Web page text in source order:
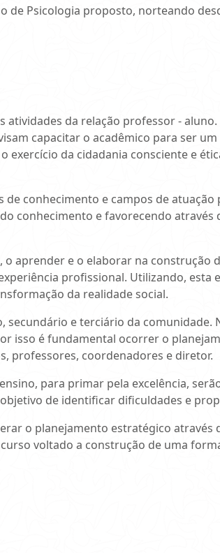
de Psicologia proposto, norteando
da relação professor -
capacitar o acadêmico para ser
da cidadania consciente e
conhecimento e campos de
conhecimento e favorecendo através
aprender e o elaborar na construção
profissional. Utilizando, esta
da realidade social.
secundário e terciário da
isso é fundamental ocorrer o
professores, coordenadores e diretor.
para primar pela excelência,
de identificar dificuldades e
o planejamento estratégico através
voltado a construção de uma